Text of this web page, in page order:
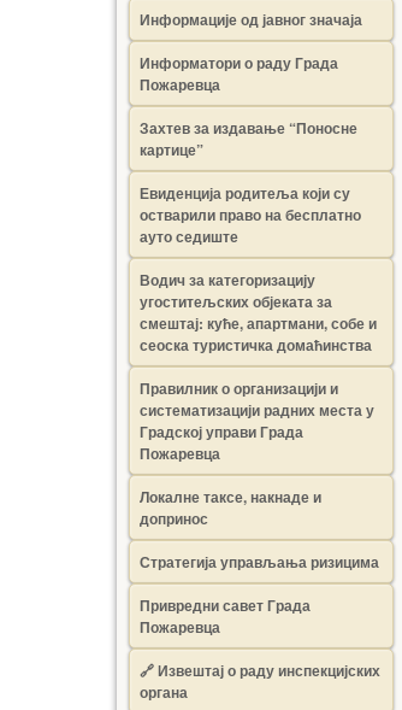
Информације од јавног значаја
Информатори о раду Града
Пожаревца
Захтев за издавање “Поносне
картице”
Евиденција родитеља који су
остварили право на бесплатно
ауто седиште
Водич за категоризацију
угоститељских објеката за
смештај: куће, апартмани, собе и
сеоска туристичка домаћинства
Правилник о организацији и
систематизацији радних места у
Градској управи Града
Пожаревца
Локалне таксе, накнаде и
допринос
Стратегија управљања ризицима
Привредни савет Града
Пожаревца
🔗Извештај о раду инспекцијских
органа